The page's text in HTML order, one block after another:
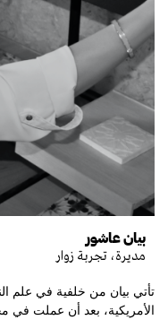
بيان عاشور
مديرة، تجربة زوار
تأتي بيان من خلفية في علم
الأمريكية، بعد أن عملت في